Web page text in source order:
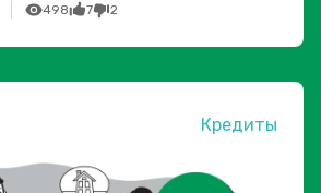
498 7 2
Кредиты